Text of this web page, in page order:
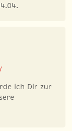
ich Dir zur